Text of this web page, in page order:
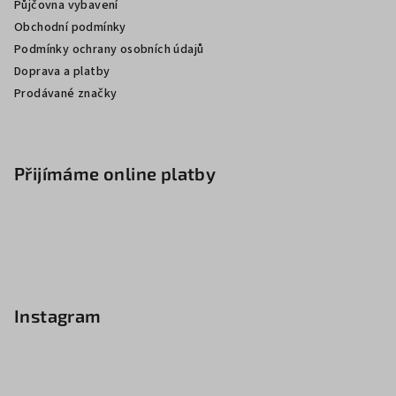
Půjčovna vybavení
Obchodní podmínky
Podmínky ochrany osobních údajů
Doprava a platby
Prodávané značky
Přijímáme online platby
Instagram